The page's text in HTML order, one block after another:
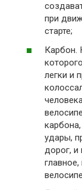
при
старте;
Карбон.
легки и
удары,
дорог, и